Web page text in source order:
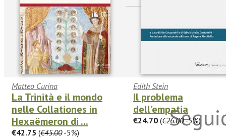
Matteo Curina
La Trinità e il mondo
nelle Collationes in
Hexaëmeron di ...
€42.75 (€45.00-5%)
Edith Stein
Il problema
dell'empatia
€24.70 (€26.00-5%)